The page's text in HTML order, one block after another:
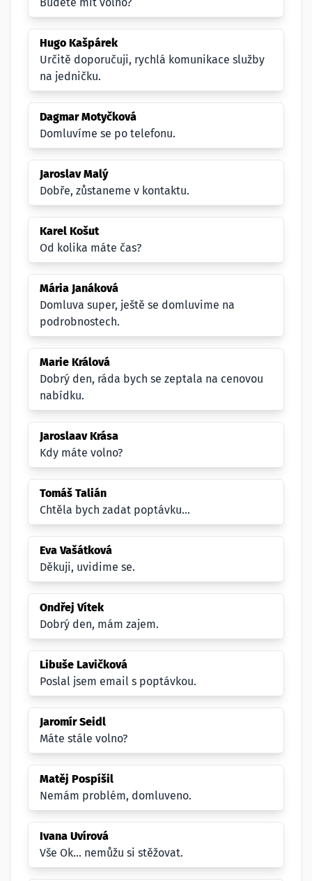
Hugo Kašpárek
Určitě doporučuji, rychlá komunikace služby
na jedničku.
Dagmar Motyčková
Domluvíme se po telefonu.
Jaroslav Malý
Dobře, zůstaneme v kontaktu.
Karel Košut
Od kolika máte čas?
Mária Janáková
Domluva super, ještě se domluvime na
podrobnostech.
Marie Králová
Dobrý den, ráda bych se zeptala na cenovou
nabídku.
Jaroslaav Krása
Kdy máte volno?
Tomáš Talián
Chtěla bych zadat poptávku...
Eva Vašátková
Děkuji, uvidime se.
Ondřej Vítek
Dobrý den, mám zajem.
Libuše Lavičková
Poslal jsem email s poptávkou.
Jaromír Seidl
Máte stále volno?
Matěj Pospíšil
Nemám problém, domluveno.
Ivana Uvírová
Vše Ok... nemůžu si stěžovat.